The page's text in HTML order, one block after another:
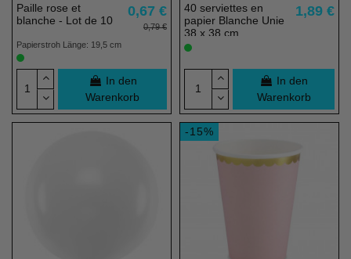
Paille rose et
blanche - Lot de 10
0,67 €
0,79 €
Papierstroh Länge: 19,5 cm
In den
Warenkorb
40 serviettes en
papier Blanche Unie
38 x 38 cm
1,89 €
In den
Warenkorb
-15%